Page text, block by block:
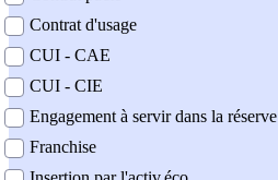
Contrat d'usage
CUI - CAE
CUI - CIE
Engagement à servir dans la réserve
Franchise